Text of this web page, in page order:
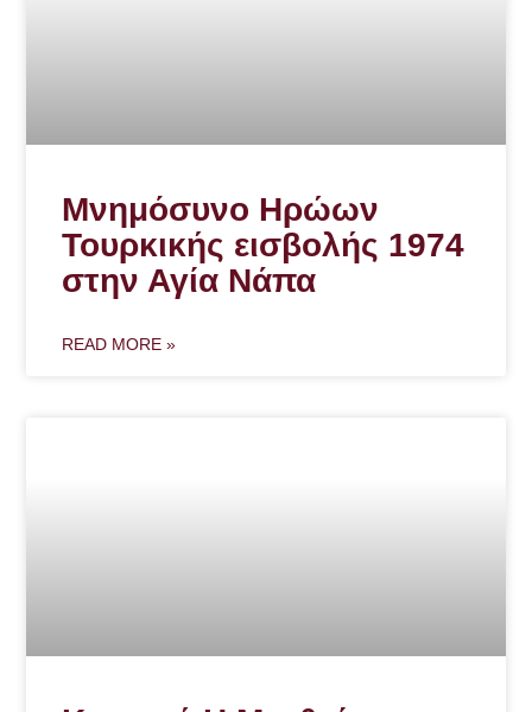
Μνημόσυνο Ηρώων
Τουρκικής εισβολής 1974
στην Αγία Νάπα
READ MORE »